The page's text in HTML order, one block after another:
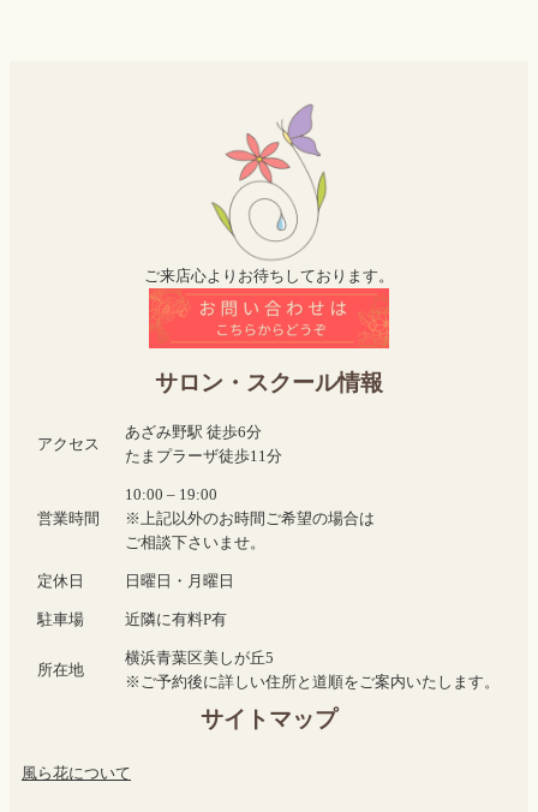
ご来店心よりお待ちしております。
サロン・スクール情報
アクセス
あざみ野駅 徒歩6分
たまプラーザ徒歩11分
営業時間
10:00 – 19:00
※上記以外のお時間ご希望の場合は
ご相談下さいませ。
定休日 日曜日・月曜日
駐車場 近隣に有料P有
所在地
横浜青葉区美しが丘5
※ご予約後に詳しい住所と道順をご案内いたします。
サイトマップ
風ら花について